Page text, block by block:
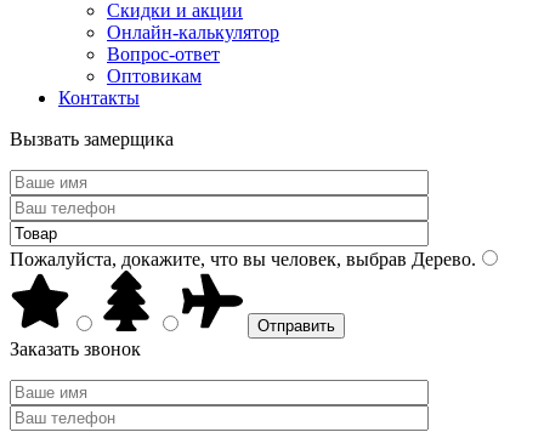
Скидки и акции
Онлайн-калькулятор
Вопрос-ответ
Оптовикам
Контакты
Вызвать замерщика
Пожалуйста, докажите, что вы человек, выбрав Дерево.
Заказать звонок